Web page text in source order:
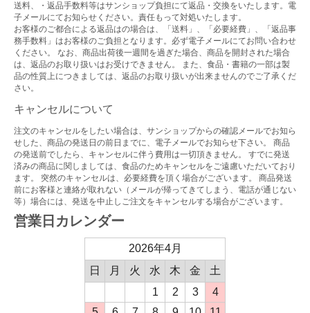
送料、・返品手数料等はサンショップ負担にて返品・交換をいたします。電
子メールにてお知らせください。責任もって対処いたします。
お客様のご都合による返品はの場合は、「送料」、「必要経費」、「返品事
務手数料」はお客様のご負担となります。必ず電子メールにてお問い合わせ
ください。 なお、商品出荷後一週間を過ぎた場合、商品を開封された場合
は、返品のお取り扱いはお受けできません。 また、食品・書籍の一部は製
品の性質上につきましては、返品のお取り扱いが出来ませんのでご了承くだ
さい。
キャンセルについて
注文のキャンセルをしたい場合は、サンショップからの確認メールでお知ら
せした、商品の発送日の前日までに、電子メールでお知らせ下さい。 商品
の発送前でしたら、キャンセルに伴う費用は一切頂きません。 すでに発送
済みの商品に関しましては、食品のためキャンセルをご遠慮いただいており
ます。 突然のキャンセルは、必要経費を頂く場合がございます。 商品発送
前にお客様と連絡が取れない（メールが帰ってきてしまう、電話が通じない
等）場合には、発送を中止しご注文をキャンセルする場合がございます。
営業日カレンダー
2026年4月
日
月 火 水 木 金
土
1
2 3
4